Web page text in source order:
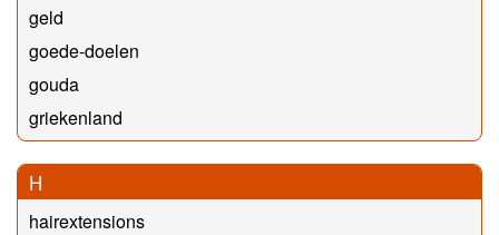
geld
goede-doelen
gouda
griekenland
H
hairextensions